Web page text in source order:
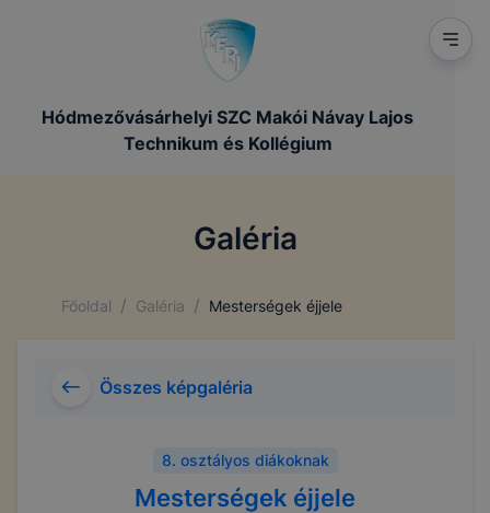
Hódmezővásárhelyi SZC Makói Návay Lajos
Technikum és Kollégium
Galéria
Főoldal / Galéria / Mesterségek éjjele
Összes képgaléria
8. osztályos diákoknak
Mesterségek éjjele